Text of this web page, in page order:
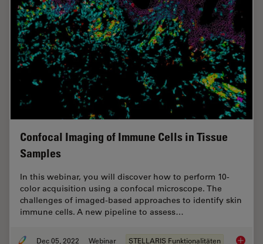
Confocal Imaging of Immune Cells in Tissue
Samples
In this webinar, you will discover how to perform 10-
color acquisition using a confocal microscope. The
challenges of imaged-based approaches to identify skin
immune cells. A new pipeline to assess…
Dec 05, 2022 Webinar STELLARIS Funktionalitäten